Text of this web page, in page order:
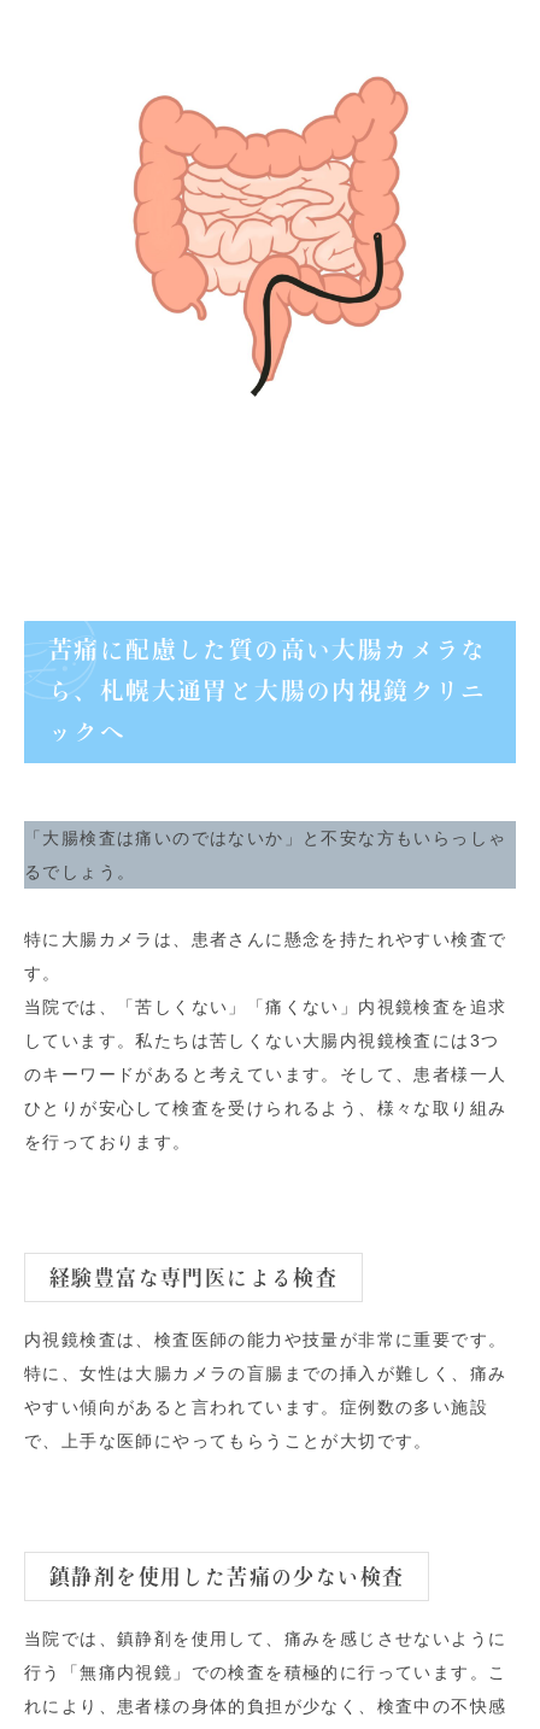
苦痛に配慮した質の高い大腸カメラな
ら、札幌大通胃と大腸の内視鏡クリニ
ックへ
「大腸検査は痛いのではないか」と不安な方もいらっしゃ
るでしょう。
特に大腸カメラは、患者さんに懸念を持たれやすい検査で
す。
当院では、「苦しくない」「痛くない」内視鏡検査を追求
しています。私たちは苦しくない大腸内視鏡検査には3つ
のキーワードがあると考えています。そして、患者様一人
ひとりが安心して検査を受けられるよう、様々な取り組み
を行っております。
経験豊富な専門医による検査
内視鏡検査は、検査医師の能力や技量が非常に重要です。
特に、女性は大腸カメラの盲腸までの挿入が難しく、痛み
やすい傾向があると言われています。症例数の多い施設
で、上手な医師にやってもらうことが大切です。
鎮静剤を使用した苦痛の少ない検査
当院では、鎮静剤を使用して、痛みを感じさせないように
行う「無痛内視鏡」での検査を積極的に行っています。こ
れにより、患者様の身体的負担が少なく、検査中の不快感